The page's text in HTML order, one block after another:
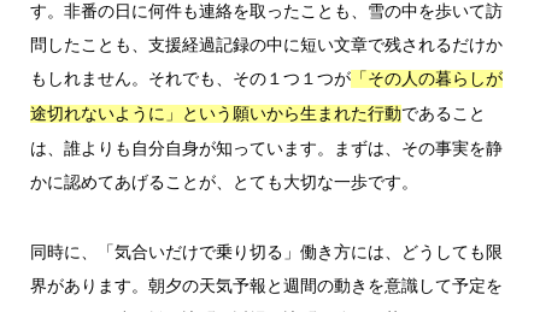
す。非番の日に何件も連絡を取ったことも、雪の中を歩いて訪
問したことも、支援経過記録の中に短い文章で残されるだけか
もしれません。それでも、その１つ１つが「その人の暮らしが
途切れないように」という願いから生まれた行動であること
は、誰よりも自分自身が知っています。まずは、その事実を静
かに認めてあげることが、とても大切な一歩です。
同時に、「気合いだけで乗り切る」働き方には、どうしても限
界があります。朝夕の天気予報と週間の動きを意識して予定を